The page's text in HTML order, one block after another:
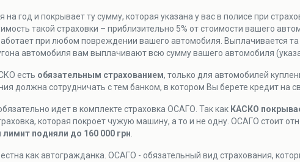
Страховые
компании
на год и покрывает ту сумму, которая указана у вас в полисе при
такой страховки – приблизительно 5% от стоимости вашего
при любом повреждении вашего автомобиля. Выплачивается
автомобиля вам выплачивают всю сумму вашего автомобиля
есть обязательным страхованием, только для автомобилей
должна сотрудничать с тем банком, в котором Вы берете кредит на
идет в комплекте страховка ОСАГО. Так как КАСКО
которая покроет чужую машину, а то и не одну. ОСАГО стоит
лимит подняли до 160 000 грн
как автогражданка. ОСАГО - обязательный вид страхования,